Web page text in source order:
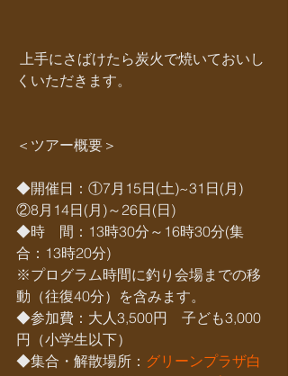
くいただきます。
＜ツアー概要＞
◆開催日：①7月15日(土)~31日(月)
②8月14日(月)～26日(日)
◆時　間：13時30分～16時30分(集
合：13時20分)
※プログラム時間に釣り会場までの移
動（往復40分）を含みます。
◆参加費：大人3,500円　子ども3,000
円（小学生以下）
◆集合・解散場所： グリーンプラザ白